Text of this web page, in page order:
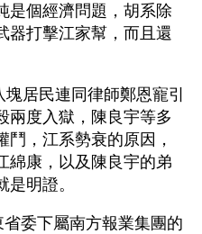
是個經濟問題，胡系除
器打擊江家幫，而且還
居民連同律師鄭恩寵引
兩度入獄，陳良宇等多
，江系勢衰的原因，
綿康，以及陳良宇的弟
明證。
委下屬南方報業集團的